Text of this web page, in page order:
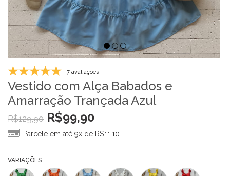
7 avaliações
Vestido com Alça Babados e
Amarração Trançada Azul
R$129,90 R$99,90
Parcele em até 9x de R$11,10
VARIAÇÕES